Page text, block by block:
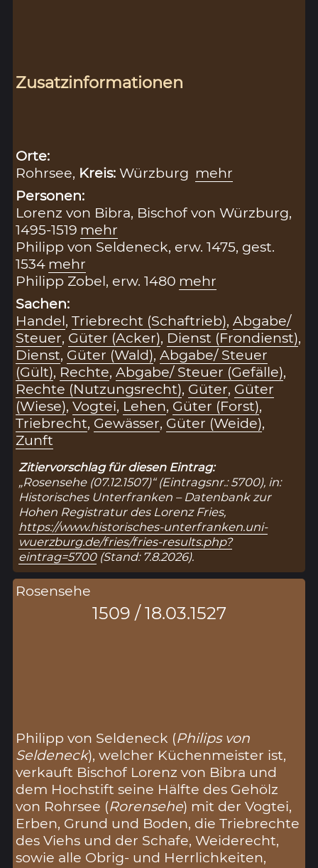
Zusatzinformationen
Orte:
Rohrsee, Kreis:Würzburg mehr
Personen:
Lorenz von Bibra, Bischof von Würzburg,
1495-1519 mehr
Philipp von Seldeneck, erw. 1475, gest.
1534 mehr
Philipp Zobel, erw. 1480 mehr
Sachen:
Handel,Triebrecht (Schaftrieb),Abgabe/
Steuer, Güter (Acker), Dienst (Frondienst),
Dienst, Güter (Wald),Abgabe/ Steuer
(Gült), Rechte,Abgabe/ Steuer (Gefälle),
Rechte (Nutzungsrecht), Güter, Güter
(Wiese),Vogtei, Lehen, Güter (Forst),
Triebrecht, Gewässer, Güter (Weide),
Zunft
Zitiervorschlag für diesen Eintrag:
„Rosensehe (07.12.1507)“ (Eintragsnr.: 5700), in:
Historisches Unterfranken – Datenbank zur
Hohen Registratur des Lorenz Fries,
https://www.historisches-unterfranken.uni-
wuerzburg.de/fries/fries-results.php?
eintrag=5700(Stand: 7.8.2026).
Rosensehe
1509 / 18.03.1527
Philipp von Seldeneck (Philips von
Seldeneck), welcher Küchenmeister ist,
verkauft Bischof Lorenz von Bibra und
dem Hochstift seine Hälfte des Gehölz
von Rohrsee (Rorensehe) mit der Vogtei,
Erben, Grund und Boden, die Triebrechte
des Viehs und der Schafe, Weiderecht,
sowie alle Obrig- und Herrlichkeiten,